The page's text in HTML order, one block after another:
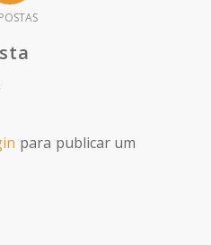
para publicar um